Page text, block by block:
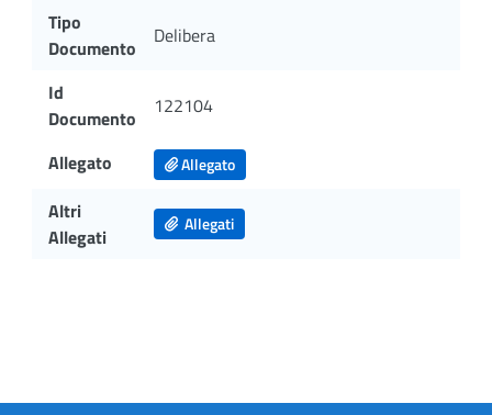
Tipo
Documento
Delibera
Id
Documento
122104
Allegato Allegato
Altri
Allegati
Allegati